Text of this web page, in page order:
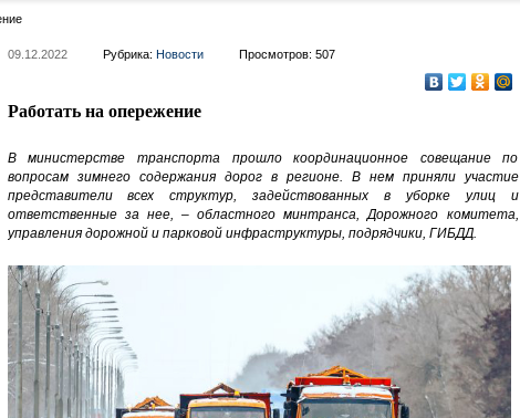
09.12.2022 Рубрика: Новости Просмотров: 507
Работать на опережение
В министерстве транспорта прошло координационное совещание по
вопросам зимнего содержания дорог в регионе. В нем приняли участие
представители всех структур, задействованных в уборке улиц и
ответственные за нее, – областного минтранса, Дорожного комитета,
управления дорожной и парковой инфраструктуры, подрядчики, ГИБДД.